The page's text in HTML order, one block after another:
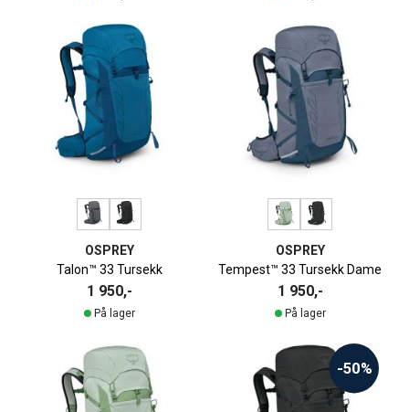
OSPREY
Talon™ 33 Tursekk
1 950,-
På lager
OSPREY
Tempest™ 33 Tursekk Dame
1 950,-
På lager
-50%